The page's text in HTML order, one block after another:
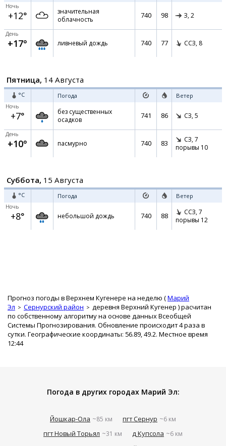
Ночь
+12°
значительная
облачность
740 98 З, 2
День
+17° ливневый дождь 740 77 ССЗ, 8
Пятница, 14 Августа
°C Погода Ветер
Ночь
+7°
без существенных
осадков
741 86 СЗ, 5
День
+10° пасмурно 740 83 СЗ, 7
порывы 10
Суббота, 15 Августа
°C Погода Ветер
Ночь
+8° небольшой дождь 740 88 ССЗ, 7
порывы 12
Прогноз погоды в Верхнем Кугенере на неделю (Марий
Эл
Сернурский район деревня Верхний Кугенер ) расчитан
по собственному алгоритму на основе данных Всеобщей
Системы Прогнозирования. Обновление происходит 4 раза в
сутки. Географические координаты: 56.89, 49.2. Местное время
12:44
Погода в других городах Марий Эл:
Йошкар-Ола ~85 км пгт Сернур ~6 км
пгт Новый Торьял ~31 км д Купсола ~6 км